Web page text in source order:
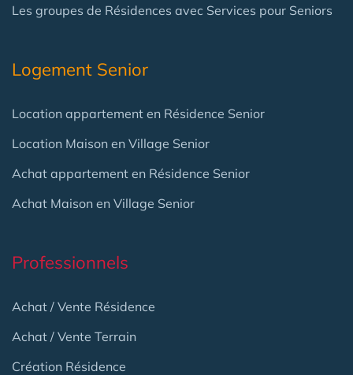
Les groupes de Résidences avec Services pour Seniors
Logement Senior
Location appartement en Résidence Senior
Location Maison en Village Senior
Achat appartement en Résidence Senior
Achat Maison en Village Senior
Professionnels
Achat / Vente Résidence
Achat / Vente Terrain
Création Résidence